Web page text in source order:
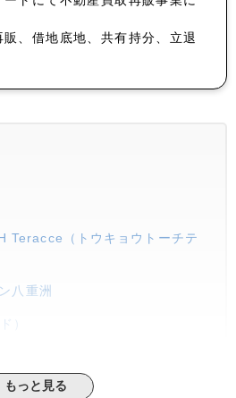
、借地底地、共有持分、立退
Teracce（トウキョウトーチテ
八重洲
）
報（人口、病院数、コンビニ数、
もっと見る